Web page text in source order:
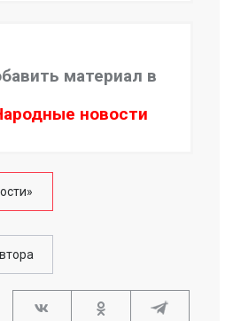
материал в
новости